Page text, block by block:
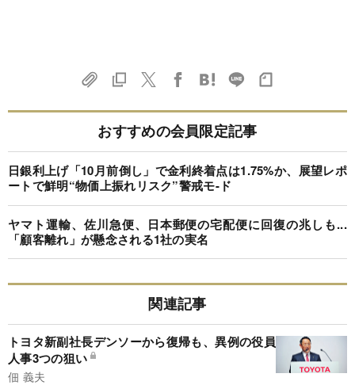
おすすめの会員限定記事
日銀利上げ「10月前倒し」で金利終着点は1.75%か、展望レポ
ートで鮮明“物価上振れリスク”警戒モ-ド
ヤマト運輸、佐川急便、日本郵便の宅配便に回復の兆しも...
「顧客離れ」が懸念される1社の実名
関連記事
トヨタ新副社長デンソーから復帰も、異例の役員
人事3つの狙い
佃 義夫